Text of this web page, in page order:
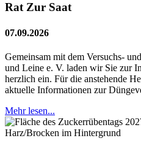
Rat Zur Saat
07.09.2026
Gemeinsam mit dem Versuchs-
und Leine e. V. laden wir Sie zur
herzlich ein. Für die anstehende
aktuelle Informationen zur
Mehr lesen...